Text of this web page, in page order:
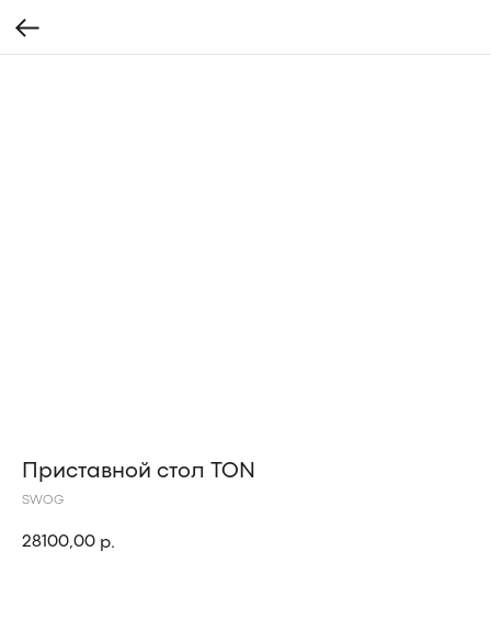
Приставной стол TON
SWOG
28100,00 р.